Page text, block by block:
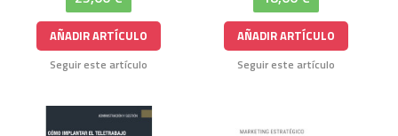
AÑADIR ARTÍCULO
Seguir este artículo
AÑADIR ARTÍCULO
Seguir este artículo